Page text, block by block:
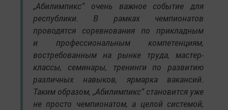
„Абилимпикс“ очень важное событие для
республики. В рамках чемпионатов
проводятся соревнования по прикладным
и профессиональным компетенциям,
востребованным на рынке труда, мастер-
классы, семинары, тренинги по развитию
различных навыков, ярмарка вакансий.
Таким образом, „Абилимпикс“ становится уже
не просто чемпионатом, а целой системой,